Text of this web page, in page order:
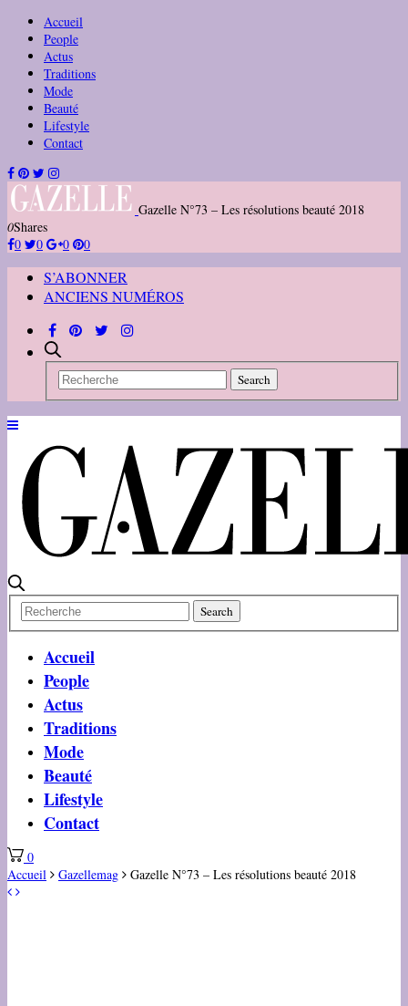
Accueil
People
Actus
Traditions
Mode
Beauté
Lifestyle
Contact
Gazelle N°73 – Les résolutions beauté 2018
0Shares
0
0 0 0
S’ABONNER
ANCIENS NUMÉROS
Accueil
People
Actus
Traditions
Mode
Beauté
Lifestyle
Contact
0
Accueil
Gazellemag Gazelle N°73 – Les résolutions beauté 2018